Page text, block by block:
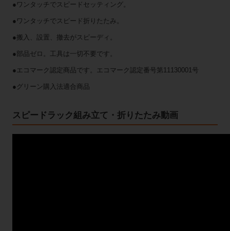
●ワンタッチでスピードセッティング。
●ワンタッチでスピード折りたたみ。
●搬入、設置、撤去がスピーディ。
●部品ゼロ。工具は一切不要です。
●エコマーク認定商品です。エコマーク認定番号第11130001号
●グリーン購入法適合商品
スピードラック組み立て・折りたたみ動画